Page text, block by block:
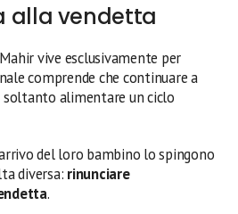
alla vendetta
vive esclusivamente per
comprende che continuare a
soltanto alimentare un ciclo
del loro bambino lo spingono
diversa: rinunciare
.